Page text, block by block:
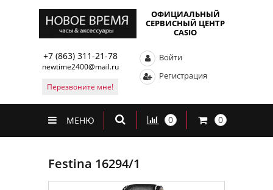
ОФИЦИАЛЬНЫЙ
СЕРВИСНЫЙ ЦЕНТР
CASIO
+7 (863) 311-21-78
newtime2400@mail.ru
Перезвоните мне!
Войти
Регистрация
МЕНЮ 0 0
Festina 16294/1